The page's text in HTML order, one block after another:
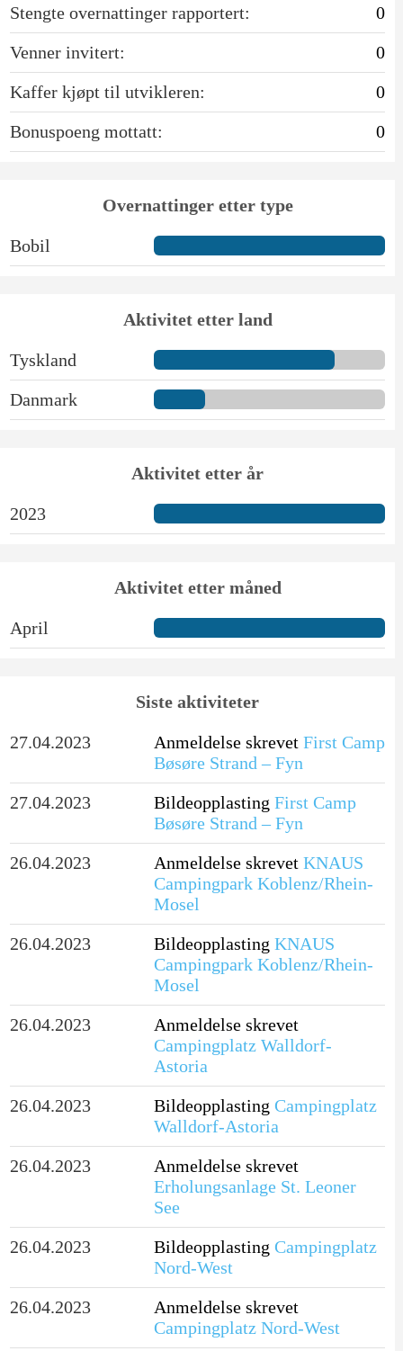
Stengte overnattinger rapportert:
0
Venner invitert:
0
Kaffer kjøpt til utvikleren:
0
Bonuspoeng mottatt:
0
Overnattinger etter type
Bobil
Aktivitet etter land
Tyskland
Danmark
Aktivitet etter år
2023
Aktivitet etter måned
April
Siste aktiviteter
27.04.2023 Anmeldelse skrevet First Camp
Bøsøre Strand – Fyn
27.04.2023
Bildeopplasting First Camp
Bøsøre Strand – Fyn
26.04.2023
Anmeldelse skrevet KNAUS
Campingpark Koblenz/Rhein-
Mosel
26.04.2023
Bildeopplasting KNAUS
Campingpark Koblenz/Rhein-
Mosel
26.04.2023
Anmeldelse skrevet
Campingplatz Walldorf-
Astoria
26.04.2023
Bildeopplasting Campingplatz
Walldorf-Astoria
26.04.2023
Anmeldelse skrevet
Erholungsanlage St. Leoner
See
26.04.2023
Bildeopplasting Campingplatz
Nord-West
26.04.2023
Anmeldelse skrevet
Campingplatz Nord-West